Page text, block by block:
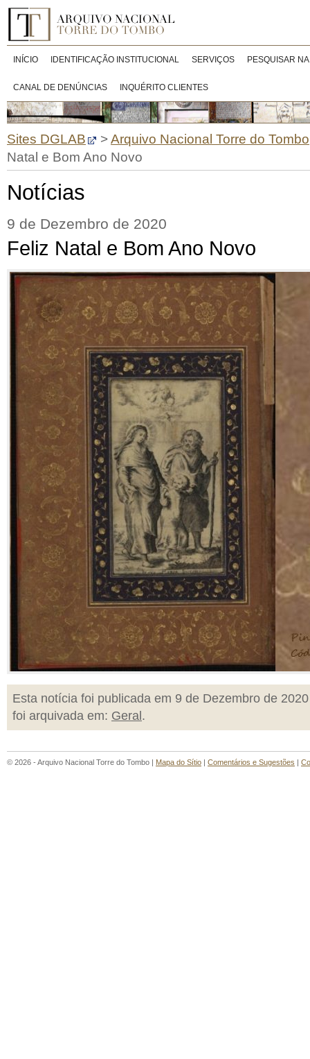
INÍCIO IDENTIFICAÇÃO INSTITUCIONAL SERVIÇOS PESQUISAR
CANAL DE DENÚNCIAS INQUÉRITO CLIENTES
Sites DGLAB >Arquivo Nacional Torre do Tombo
Natal e Bom Ano Novo
Notícias
9 de Dezembro de 2020
Feliz Natal e Bom Ano Novo
Esta notícia foi publicada em 9 de Dezembro de
foi arquivada em: Geral .
© 2026 - Arquivo Nacional Torre do Tombo | Mapa do Sítio | Comentários e Sugestões |